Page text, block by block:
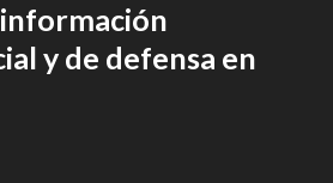
y de defensa en